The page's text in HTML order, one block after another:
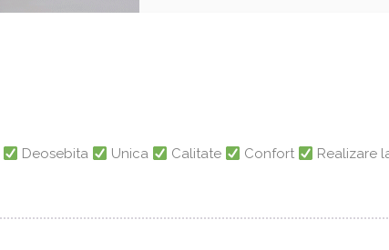
Deosebita Unica Calitate Confort
Realizare